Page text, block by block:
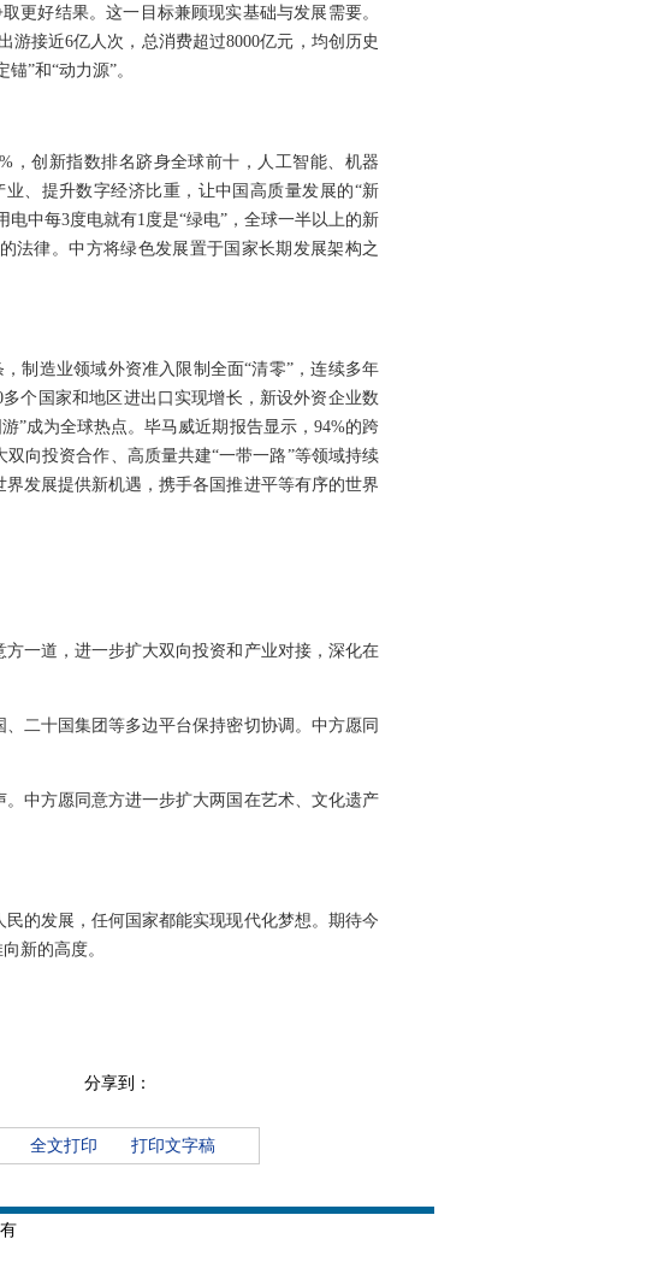
更好结果。这一目标兼顾现实基础与发展需要。
接近6亿人次，总消费超过8000亿元，均创历史
”和“动力源”。
，创新指数排名跻身全球前十，人工智能、机器
、提升数字经济比重，让中国高质量发展的“新
中每3度电就有1度是“绿电”，全球一半以上的新
法律。中方将绿色发展置于国家长期发展架构之
制造业领域外资准入限制全面“清零”，连续多年
个国家和地区进出口实现增长，新设外资企业数
”成为全球热点。毕马威近期报告显示，94%的跨
向投资合作、高质量共建“一带一路”等领域持续
发展提供新机遇，携手各国推进平等有序的世界
一道，进一步扩大双向投资和产业对接，深化在
二十国集团等多边平台保持密切协调。中方愿同
中方愿同意方进一步扩大两国在艺术、文化遗产
的发展，任何国家都能实现现代化梦想。期待今
新的高度。
分享到：
全文打印 打印文字稿